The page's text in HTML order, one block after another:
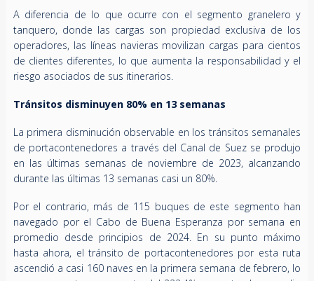
A diferencia de lo que ocurre con el segmento granelero y
tanquero, donde las cargas son propiedad exclusiva de los
operadores, las líneas navieras movilizan cargas para cientos
de clientes diferentes, lo que aumenta la responsabilidad y el
riesgo asociados de sus itinerarios.
Tránsitos disminuyen 80% en 13 semanas
La primera disminución observable en los tránsitos semanales
de portacontenedores a través del Canal de Suez se produjo
en las últimas semanas de noviembre de 2023, alcanzando
durante las últimas 13 semanas casi un 80%.
Por el contrario, más de 115 buques de este segmento han
navegado por el Cabo de Buena Esperanza por semana en
promedio desde principios de 2024. En su punto máximo
hasta ahora, el tránsito de portacontenedores por esta ruta
ascendió a casi 160 naves en la primera semana de febrero, lo